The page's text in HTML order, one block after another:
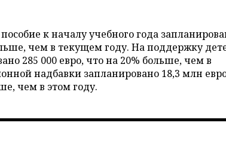
к началу учебного года
чем в текущем году. На поддержку
285 000 евро, что на 20% больше, чем в
надбавки запланировано 18,3 млн
чем в этом году.